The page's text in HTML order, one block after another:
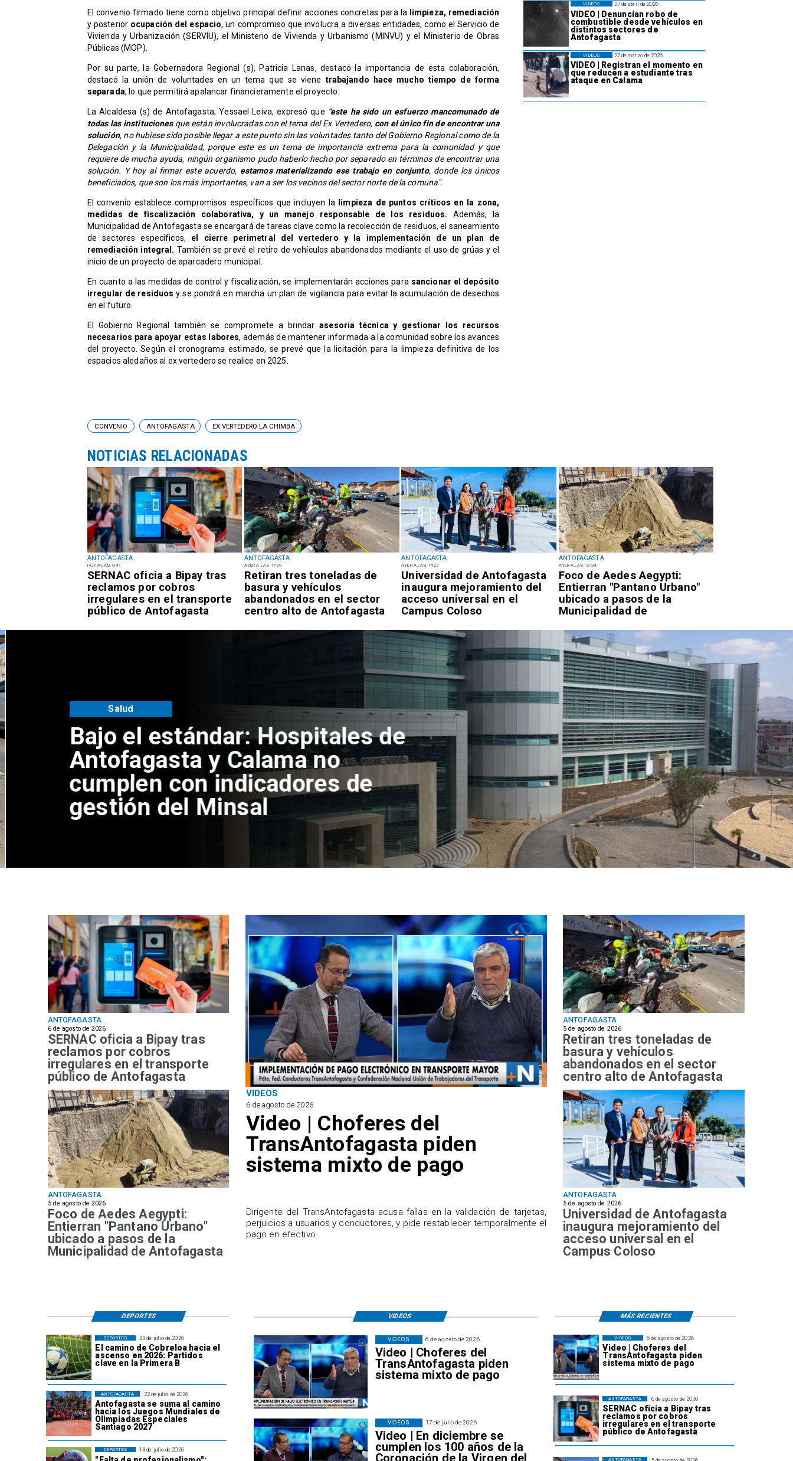
El convenio firmado tiene como objetivo principal definir acciones concretas para la limpieza, remediación
y posterior ocupación del espacio, un compromiso que involucra a diversas entidades, como el Servicio de
Vivienda y Urbanización (SERVIU), el Ministerio de Vivienda y Urbanismo (MINVU) y el Ministerio de Obras
Públicas (MOP).
Por su parte, la Gobernadora Regional (s), Patricia Lanas, destacó la importancia de esta colaboración,
destacó la unión de voluntades en un tema que se viene trabajando hace mucho tiempo de forma
separada, lo que permitirá apalancar financieramente el proyecto.
La Alcaldesa (s) de Antofagasta, Yessael Leiva, expresó que "este ha sido un esfuerzo mancomunado de
todas las institucionesque están involucradas con el tema del Ex Vertedero, con el único fin de encontrar una
solución, no hubiese sido posible llegar a este punto sin las voluntades tanto del Gobierno Regional como de la
Delegación y la Municipalidad, porque este es un tema de importancia extrema para la comunidad y que
requiere de mucha ayuda, ningún organismo pudo haberlo hecho por separado en términos de encontrar una
solución. Y hoy al firmar este acuerdo, estamos materializando ese trabajo en conjunto, donde los únicos
beneficiados, que son los más importantes, van a ser los vecinos del sector norte de la comuna".
El convenio establece compromisos específicos que incluyen la limpieza de puntos críticos en la zona,
medidas de fiscalización colaborativa, y un manejo responsable de los residuos. Además, la
Municipalidad de Antofagasta se encargará de tareas clave como la recolección de residuos, el saneamiento
de sectores específicos, el cierre perimetral del vertedero y la implementación de un plan de
remediación integral. También se prevé el retiro de vehículos abandonados mediante el uso de grúas y el
inicio de un proyecto de aparcadero municipal.
En cuanto a las medidas de control y fiscalización, se implementarán acciones para sancionar el depósito
irregular de residuos y se pondrá en marcha un plan de vigilancia para evitar la acumulación de desechos
en el futuro.
El Gobierno Regional también se compromete a brindarasesoría técnica y gestionar los recursos
necesarios para apoyar estas labores, además de mantener informada a la comunidad sobre los avances
del proyecto. Según el cronograma estimado, se prevé que la licitación para la limpieza definitiva de los
espacios aledaños al ex vertedero se realice en 2025.
27 de abril de 2026
VIDEO | Denuncian robo de
combustible desde vehículos en
distintos sectores de
Antofagasta
VIDEOS
27 de marzo de 2026
VIDEO | Registran el momento en
que reducen a estudiante tras
ataque en Calama
VIDEOS
ANTOFAGASTA
HOY A LAS 9:47
SERNAC oficia a Bipay tras
reclamos por cobros
irregulares en el transporte
público de Antofagasta
ANTOFAGASTA
AYER A LAS 17:09
Retiran tres toneladas de
basura y vehículos
abandonados en el sector
centro alto de Antofagasta
ANTOFAGASTA
AYER A LAS 14:22
Universidad de Antofagasta
inaugura mejoramiento del
acceso universal en el
Campus Coloso
ANTOFAGASTA
AYER A LAS 13:34
Foco de Aedes Aegypti:
Entierran "Pantano Urbano"
ubicado a pasos de la
Municipalidad de
CONVENIO ANTOFAGASTA EX VERTEDERO LA CHIMBA
NOTICIAS RELACIONADAS
Bajo el estándar: Hospitales de
Antofagasta y Calama no
cumplen con indicadores de
gestión del Minsal
Salud
ANTOFAGASTA
6 de agosto de 2026
SERNAC oficia a Bipay tras
reclamos por cobros
irregulares en el transporte
público de Antofagasta
VIDEOS
6 de agosto de 2026
Video | Choferes del
TransAntofagasta piden
sistema mixto de pago
​Dirigente del TransAntofagasta acusa fallas en la validación de tarjetas,
perjuicios a usuarios y conductores, y pide restablecer temporalmente el
pago en efectivo.
ANTOFAGASTA
5 de agosto de 2026
Foco de Aedes Aegypti:
Entierran "Pantano Urbano"
ubicado a pasos de la
Municipalidad de Antofagasta
ANTOFAGASTA
5 de agosto de 2026
Retiran tres toneladas de
basura y vehículos
abandonados en el sector
centro alto de Antofagasta
ANTOFAGASTA
5 de agosto de 2026
Universidad de Antofagasta
inaugura mejoramiento del
acceso universal en el
Campus Coloso
6 de agosto de 2026
Video | Choferes del
TransAntofagasta piden
sistema mixto de pago
VIDEOS
6 de agosto de 2026
SERNAC oficia a Bipay tras
reclamos por cobros
irregulares en el transporte
público de Antofagasta
ANTOFAGASTA
ANTOFAGASTA
23 de julio de 2026
El camino de Cobreloa hacia el
ascenso en 2026: Partidos
clave en la Primera B
DEPORTES
22 de julio de 2026
Antofagasta se suma al camino
hacia los Juegos Mundiales de
Olimpiadas Especiales
Santiago 2027
ANTOFAGASTA
13 de julio de 2026
DEPORTES
6 de agosto de 2026
Video | Choferes del
TransAntofagasta piden
sistema mixto de pago
VIDEOS
17 de julio de 2026
Video | En diciembre se
cumplen los 100 años de la
Coronación de la Virgen del
VIDEOS
VIDEOS
DEPORTES MÁS RECIENTES